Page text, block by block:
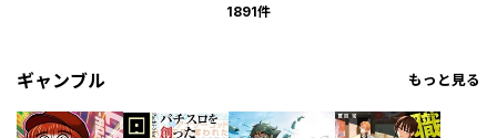
1891件
ギャンブル もっと見る